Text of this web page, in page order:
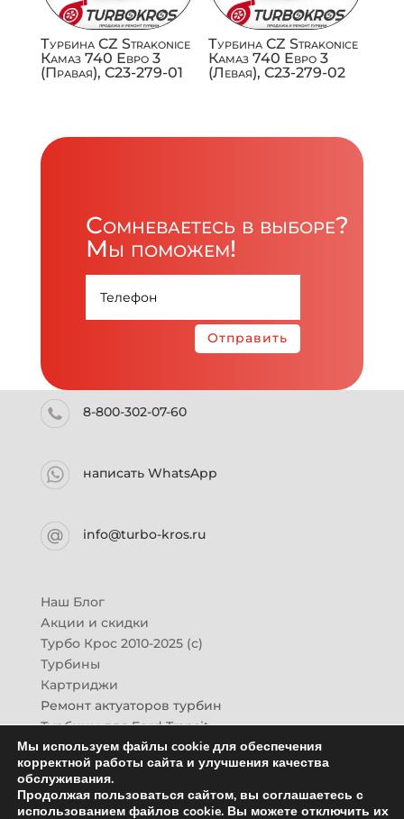
Турбина CZ Strakonice
Камаз 740 Евро 3
(Правая), C23-279-01
Турбина CZ Strakonice
Камаз 740 Евро 3
(Левая), C23-279-02
Сомневаетесь в выборе?
Мы поможем!
Отправить
8-800-302-07-60
написать WhatsApp
info@turbo-kros.ru
Наш Блог
Акции и скидки
Турбо Крос 2010-2025 (с)
Турбины
Картриджи
Ремонт актуаторов турбин
Турбины для Ford Transit
Турбины для Mazda CX-7
Картридж для ГАЗон-Next
Турбины HINO (Хино)
Купить новую турбину
Мы используем файлы cookie для обеспечения
корректной работы сайта и улучшения качества
обслуживания.
Продолжая пользоваться сайтом, вы соглашаетесь с
использованием файлов cookie. Вы можете отключить их